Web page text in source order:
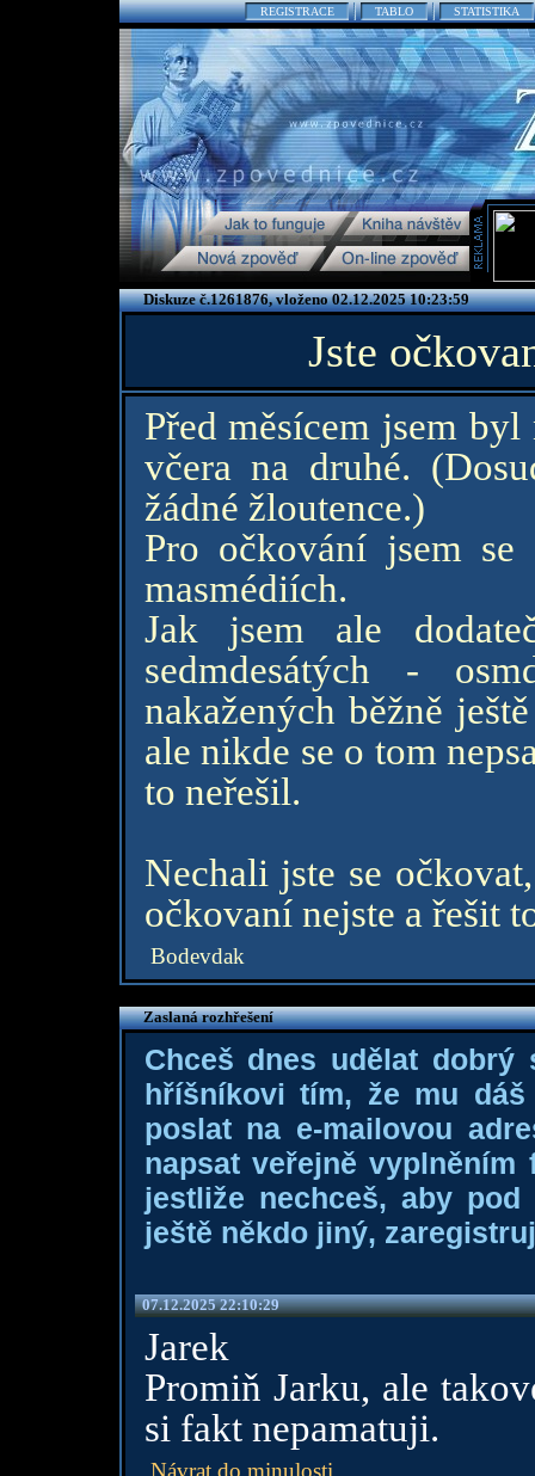
REGISTRACE TABLO STATISTIKA
Diskuze č.1261876, vloženo 02.12.2025 10:23:59
Jste
Před měsícem jsem
včera na druhé.
žádné žloutence.)
Pro očkování jsem
masmédiích.
Jak jsem ale
sedmdesátých -
nakažených běžně
ale nikde se o tom
to neřešil.
Nechali jste se
očkovaní nejste a řešit
Bodevdak
Zaslaná rozhřešení
Chceš dnes udělat dobrý
hříšníkovi tím, že mu
poslat na e-mailovou
napsat veřejně
jestliže nechceš, aby
ještě někdo jiný,
07.12.2025 22:10:29
Jarek
Promiň Jarku, ale
si fakt nepamatuji.
Návrat do minulosti